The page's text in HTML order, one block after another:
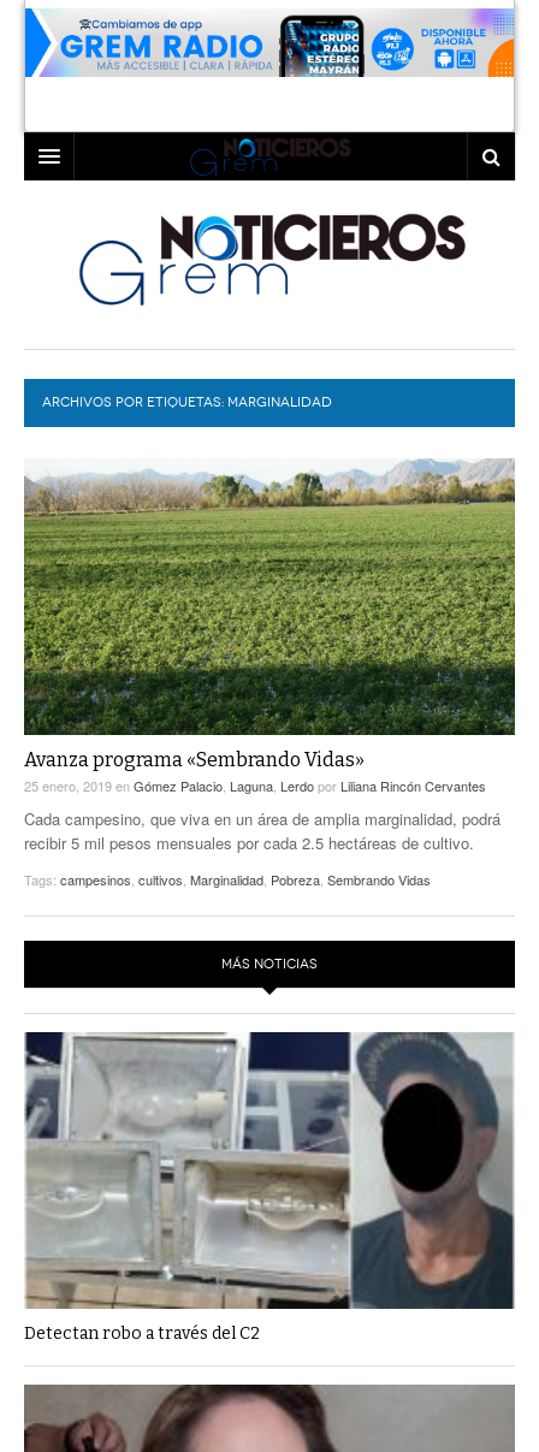
LAGUNA
TORREÓN
GÓMEZ PALACIO
LERDO
COAHUILA
DURANGO
DEPORTES
EXA
EL EXACTO
EXA INFORMA
GLOBO
CONTEXTOS
TRAYECTO LAGUNA
A MEDIA MAÑANA
A TODA LEY
DIÁLOGOS CON LA HISTORIA
TWEETS AND BEATS
LA MEJOR 97.1 ESTÉREO GALLITO
ACTUALIDADES GREM
LA MEJOR INFORMACIÓN
COLABORADORES
PC29
ACTUALIDADES GREM
ARCHIVOS POR ETIQUETAS: MARGINALIDAD
Avanza programa «Sembrando Vidas»
25 enero, 2019enGómez Palacio Laguna Lerdopor Liliana Rincón Cervantes
Cada campesino, que viva en un área de amplia marginalidad, podrá
recibir 5 mil pesos mensuales por cada 2.5 hectáreas de cultivo.
Tags: campesinos cultivos Marginalidad Pobreza Sembrando Vidas
MÁS NOTICIAS
Detectan robo a través del C2